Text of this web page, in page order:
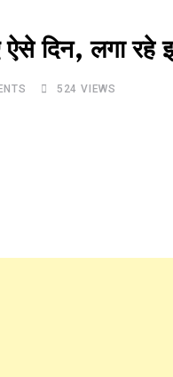
ऐसे दिन, लगा रहे
524 VIEWS